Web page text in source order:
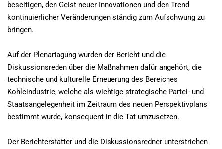
beseitigen, den Geist neuer Innovationen und den Trend
kontinuierlicher Veränderungen ständig zum Aufschwung zu
bringen.
Auf der Plenartagung wurden der Bericht und die
Diskussionsreden über die Maßnahmen dafür angehört, die
technische und kulturelle Erneuerung des Bereiches
Kohleindustrie, welche als wichtige strategische Partei- und
Staatsangelegenheit im Zeitraum des neuen Perspektivplans
bestimmt wurde, konsequent in die Tat umzusetzen.
Der Berichterstatter und die Diskussionsredner unterstrichen